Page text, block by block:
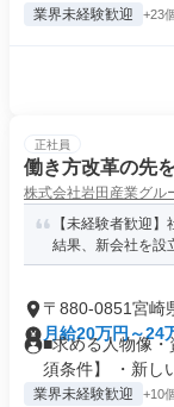
業界未経験歓迎 +23
正社員
働き方改革の先
株式会社岩田産業グル
【未経験者歓迎
結果、新会社を設
〒880-0851宮崎
月給20万円～24
■求める人物像
須条件】 ・新し
業界未経験歓迎 +10